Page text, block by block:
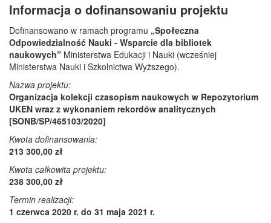
Informacja o dofinansowaniu projektu
Dofinansowano w ramach programu „Społeczna
Odpowiedzialność Nauki - Wsparcie dla bibliotek
naukowych” Ministerstwa Edukacji i Nauki (wcześniej
Ministerstwa Nauki i Szkolnictwa Wyższego).
Nazwa projektu:
Organizacja kolekcji czasopism naukowych w Repozytorium
UKEN wraz z wykonaniem rekordów analitycznych
[SONB/SP/465103/2020]
Kwota dofinansowania:
213 300,00 zł
Kwota całkowita projektu:
238 300,00 zł
Termin realizacji:
1 czerwca 2020 r. do 31 maja 2021 r.